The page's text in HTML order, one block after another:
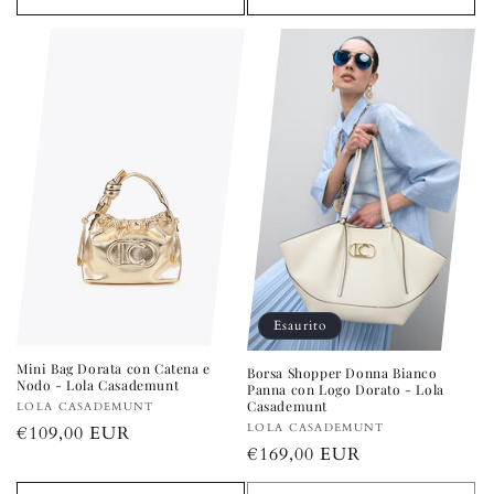
Mini Bag Dorata con Catena e
Nodo - Lola Casademunt
Produttore:
LOLA CASADEMUNT
Prezzo
listino
€109,00 EUR
Esaurito
Borsa Shopper Donna Bianco
Panna con Logo Dorato - Lola
Casademunt
Produttore:
LOLA CASADEMUNT
Prezzo
di
€169,00 EUR